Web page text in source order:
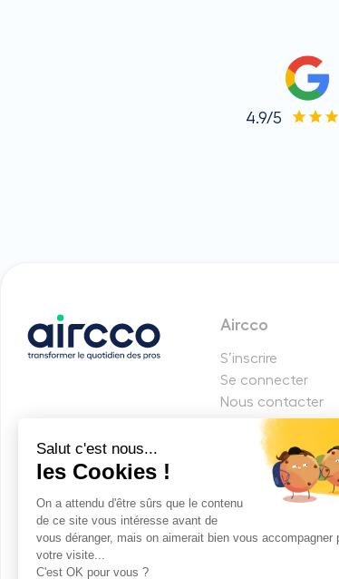
4.9/5
Aircco
S’inscrire
Se connecter
Nous contacter
Programme de
Parrainage
Mentions légales
Politique de